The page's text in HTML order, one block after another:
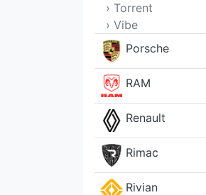
› Torrent
› Vibe
Porsche
RAM
Renault
Rimac
Rivian